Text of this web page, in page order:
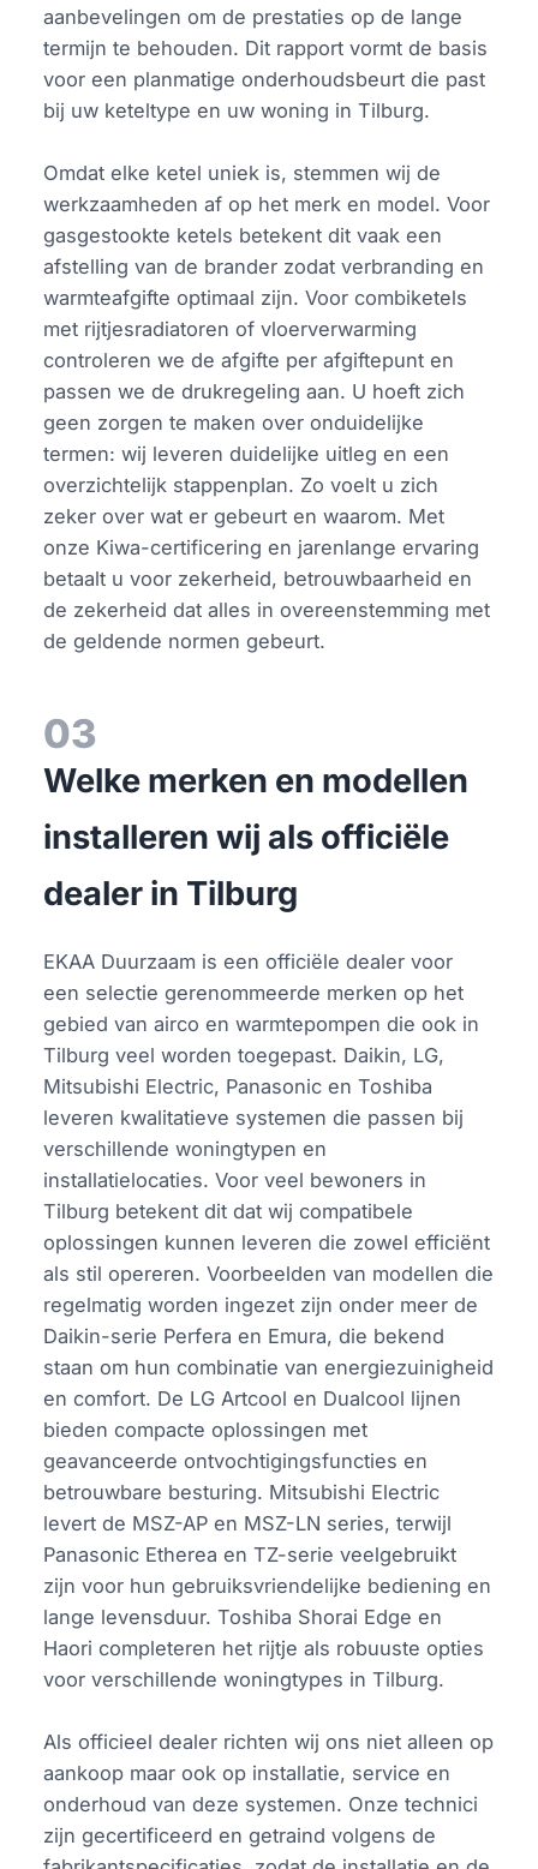
aanbevelingen om de prestaties op de lange
termijn te behouden. Dit rapport vormt de basis
voor een planmatige onderhoudsbeurt die past
bij uw keteltype en uw woning in Tilburg.
Omdat elke ketel uniek is, stemmen wij de
werkzaamheden af op het merk en model. Voor
gasgestookte ketels betekent dit vaak een
afstelling van de brander zodat verbranding en
warmteafgifte optimaal zijn. Voor combiketels
met rijtjesradiatoren of vloerverwarming
controleren we de afgifte per afgiftepunt en
passen we de drukregeling aan. U hoeft zich
geen zorgen te maken over onduidelijke
termen: wij leveren duidelijke uitleg en een
overzichtelijk stappenplan. Zo voelt u zich
zeker over wat er gebeurt en waarom. Met
onze Kiwa-certificering en jarenlange ervaring
betaalt u voor zekerheid, betrouwbaarheid en
de zekerheid dat alles in overeenstemming met
de geldende normen gebeurt.
03
Welke merken en modellen
installeren wij als officiële
dealer in Tilburg
EKAA Duurzaam is een officiële dealer voor
een selectie gerenommeerde merken op het
gebied van airco en warmtepompen die ook in
Tilburg veel worden toegepast. Daikin, LG,
Mitsubishi Electric, Panasonic en Toshiba
leveren kwalitatieve systemen die passen bij
verschillende woningtypen en
installatielocaties. Voor veel bewoners in
Tilburg betekent dit dat wij compatibele
oplossingen kunnen leveren die zowel efficiënt
als stil opereren. Voorbeelden van modellen die
regelmatig worden ingezet zijn onder meer de
Daikin-serie Perfera en Emura, die bekend
staan om hun combinatie van energiezuinigheid
en comfort. De LG Artcool en Dualcool lijnen
bieden compacte oplossingen met
geavanceerde ontvochtigingsfuncties en
betrouwbare besturing. Mitsubishi Electric
levert de MSZ-AP en MSZ-LN series, terwijl
Panasonic Etherea en TZ-serie veelgebruikt
zijn voor hun gebruiksvriendelijke bediening en
lange levensduur. Toshiba Shorai Edge en
Haori completeren het rijtje als robuuste opties
voor verschillende woningtypes in Tilburg.
Als officieel dealer richten wij ons niet alleen op
aankoop maar ook op installatie, service en
onderhoud van deze systemen. Onze technici
zijn gecertificeerd en getraind volgens de